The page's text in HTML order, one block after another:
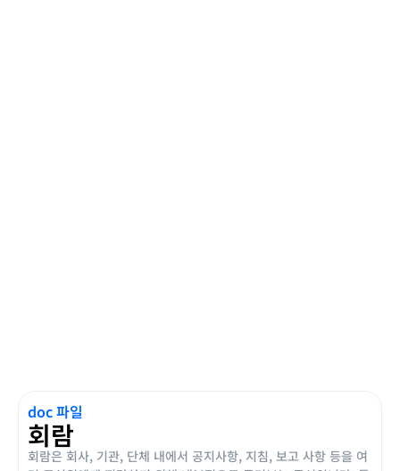
doc 파일
회람
회람은 회사, 기관, 단체 내에서 공지사항, 지침, 보고 사항 등을 여